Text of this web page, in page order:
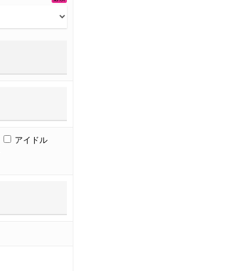
アイドル